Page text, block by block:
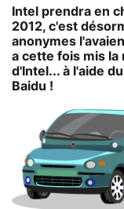
Intel prendra en
2012, c'est
anonymes
a cette fois mis la
d'Intel... à l'aide
Baidu !